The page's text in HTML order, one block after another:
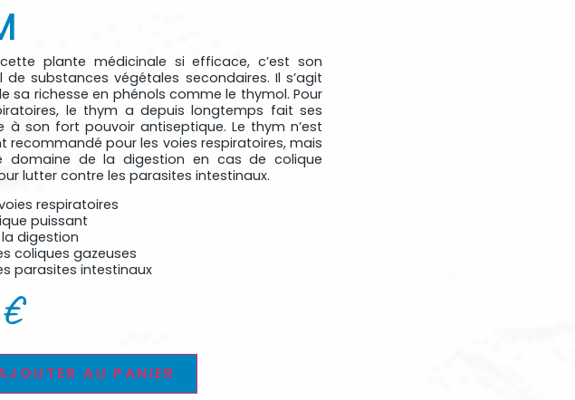
plante médicinale si efficace, c’est son
de substances végétales secondaires. Il s’agit
sa richesse en phénols comme le thymol. Pour
le thym a depuis longtemps fait ses
à son fort pouvoir antiseptique. Le thym n’est
recommandé pour les voies respiratoires, mais
domaine de la digestion en cas de colique
lutter contre les parasites intestinaux.
respiratoires
puissant
digestion
coliques gazeuses
parasites intestinaux
€
AU PANIER